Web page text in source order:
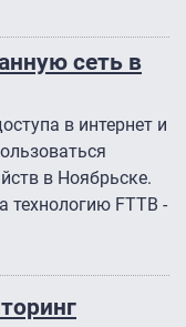
сеть в
в интернет и
в Ноябрьске.
технологию FTTB -